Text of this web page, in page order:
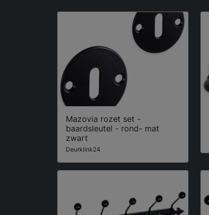
Mazovia rozet set -
baardsleutel - rond- mat
zwart
Deurklink24